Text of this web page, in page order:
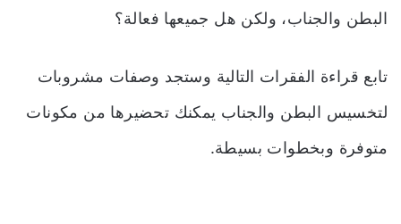
البطن والجناب، ولكن هل جميعها فعالة؟
تابع قراءة الفقرات التالية وستجد وصفات مشروبات
لتخسيس البطن والجناب يمكنك تحضيرها من مكونات
متوفرة وبخطوات بسيطة.